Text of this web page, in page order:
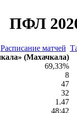
ПФЛ
Расписание матчей
(Махачкала)
69,33%
8
47
32
1.47
48:42